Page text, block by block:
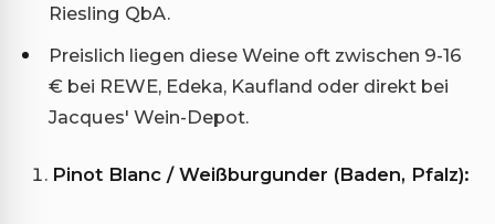
Riesling QbA.
Preislich liegen diese Weine oft zwischen 9-16
€ bei REWE, Edeka, Kaufland oder direkt bei
Jacques' Wein-Depot.
Pinot Blanc / Weißburgunder (Baden, Pfalz):